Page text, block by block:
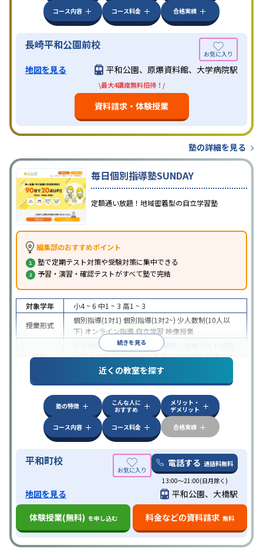
コース内容
コース料金 合格実績
長崎平和公園前校
地図を見る 平和公園、原爆資料館、大学病院駅
\最大4講座無料招待！/
資料請求・体験授業
塾の詳細を見る
毎日個別指導塾SUNDAY
定額通い放題！地域密着型の自立学習塾
編集部のおすすめポイント
塾で定期テスト対策や受験対策に集中できる
予習・演習・確認テストがすべて塾で完結
続きを見る
対象学年 小4 ~ 6 中1 ~ 3 高1 ~ 3
授業形式
個別指導(1対1) 個別指導(1対2~) 少人数制(10人以
下) オンライン指導 自立学習 映像授業
目的
中学受験 高校受験大学受験
授業・定期テスト対策
内申点対策学習習慣の定着国公立大対策共通テス
特徴
授業の振替可能1科目から受講可能自習室あり
近くの教室を探す
塾の特徴
こんな人に
おすすめ
メリット・
デメリット
コース内容
コース料金 合格実績
平和町校 電話する 通話料無料
13:00〜21:00(日月除く)
地図を見る
平和公園、大橋駅
体験授業(無料) を申し込む 料金などの資料請求 無料